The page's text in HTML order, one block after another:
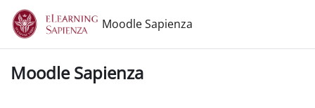
Vai al contenuto principale
Moodle Sapienza
Moodle Sapienza